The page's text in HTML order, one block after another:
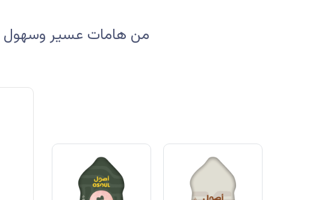
من هامات عسير وسهول